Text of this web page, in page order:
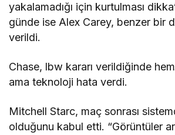
yakalamadığı için kurtulması
günde ise Alex Carey, benzer bir
verildi.
Chase, lbw kararı verildiğinde
ama teknoloji hata verdi.
Mitchell Starc, maç sonrası
olduğunu kabul etti. “Görüntüler